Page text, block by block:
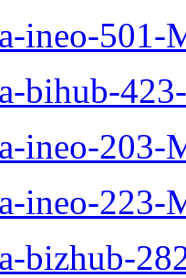
ineo-501-
bihub-
ineo-203-
ineo-223-
bizhub-